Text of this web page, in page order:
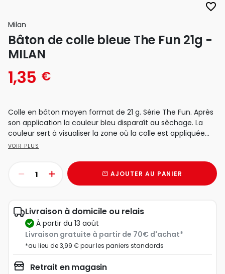
favorite_border
Milan
Bâton de colle bleue The Fun 21g -
MILAN
1,35 €
Colle en bâton moyen format de 21 g. Série The Fun. Après
son application la couleur bleu disparaît au sèchage. La
couleur sert à visualiser la zone où la colle est appliquée...
VOIR PLUS
AJOUTER AU PANIER
Livraison à domicile ou relais
à partir du 13 août
Livraison gratuite à partir de 70€ d'achat*
*au lieu de 3,99 € pour les paniers standards
Retrait en magasin